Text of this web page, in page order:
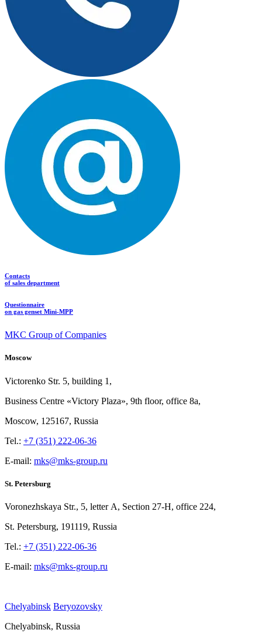
Contacts
of sales department
Questionnaire
on gas genset Mini-MPP
MKC Group of Companies
Moscow
Victorenko Str. 5, building 1,
Business Centre «Victory Plaza», 9th floor, office 8a,
Moscow, 125167, Russia
Tel.: +7 (351) 222-06-36
E-mail: mks@mks-group.ru
St. Petersburg
Voronezhskaya Str., 5, letter A, Section 27-Н, office 224,
St. Petersburg, 191119, Russia
Tel.: +7 (351) 222-06-36
E-mail: mks@mks-group.ru
Chelyabinsk Beryozovsky
Chelyabinsk, Russia